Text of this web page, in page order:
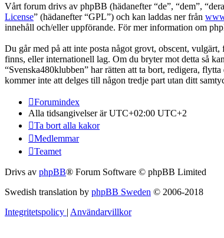
Vårt forum drivs av phpBB (hädanefter “de”, “dem”,
License” (hädanefter “GPL”) och kan laddas ner från
innehåll och/eller uppförande. För mer information om
Du går med på att inte posta något grovt, obscent,
finns, eller internationell lag. Om du bryter mot detta så
“Svenska480klubben” har rätten att ta bort, redigera,
kommer inte att delges till någon tredje part utan ditt
Forumindex
Alla tidsangivelser är UTC+02:00 UTC+2
Ta bort alla kakor
Medlemmar
Teamet
Drivs av phpBB® Forum Software © phpBB Limited
Swedish translation by phpBB Sweden © 2006-2018
Integritetspolicy | Användarvillkor